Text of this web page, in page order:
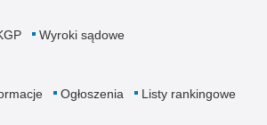
Wyroki sądowe
Ogłoszenia
Listy rankingowe